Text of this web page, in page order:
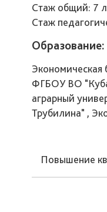
Стаж общий: 7
Стаж
Образование:
Экономическая
ФГБОУ ВО
аграрный
Трубилина" ,
Повышение